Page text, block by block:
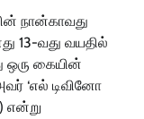
நான்காவது
13-வது வயதில்
ஒரு கையின்
‘எல் டிவினோ